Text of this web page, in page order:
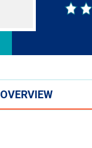
OVERVIEW